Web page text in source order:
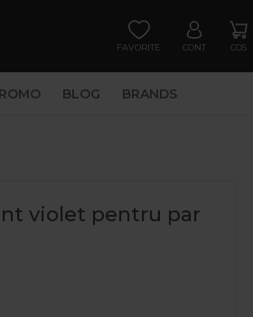
FAVORITE CONT COS
BLOG BRANDS
violet pentru par